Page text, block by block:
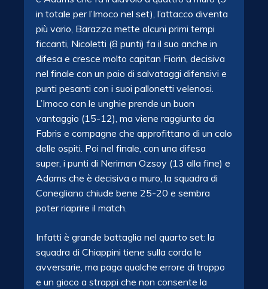
in totale per l’Imoco nel set), l’attacco diventa
più vario, Barazza mette alcuni primi tempi
ficcanti, Nicoletti (8 punti) fa il suo anche in
difesa e cresce molto capitan Fiorin, decisiva
nel finale con un paio di salvataggi difensivi e
punti pesanti con i suoi pallonetti velenosi.
L’Imoco con le unghie prende un buon
vantaggio (15-12), ma viene raggiunta da
Fabris e compagne che approfittano di un calo
delle ospiti. Poi nel finale, con una difesa
super, i punti di Neriman Ozsoy (13 alla fine) e
Adams che è decisiva a muro, la squadra di
Conegliano chiude bene 25-20 e sembra
poter riaprire il match.
Infatti è grande battaglia nel quarto set: la
squadra di Chiappini tiene sulla corda le
avversarie, ma paga qualche errore di troppo
e un gioco a strappi che non consente la